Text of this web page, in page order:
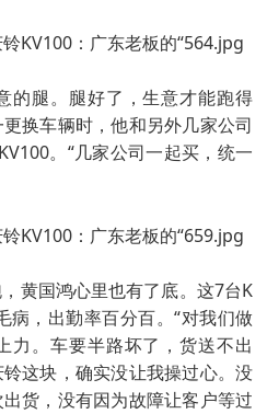
的腿。腿好了，生意才能跑得
换车辆时，他和另外几家公司
。“几家公司一起买，统一
黄国鸿心里也有了底。这7台K
病，出勤率百分百。“对我们做
力。车要半路坏了，货送不出
这块，确实没让我操过心。没
货，没有因为故障让客户等过